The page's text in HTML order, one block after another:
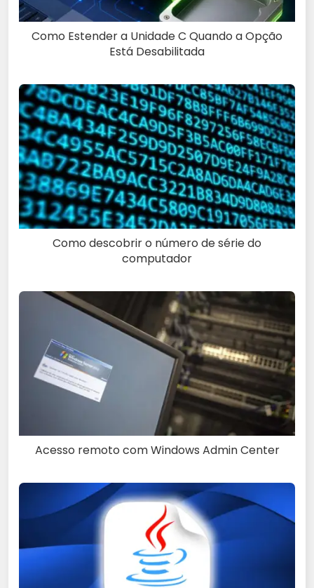
Como Estender a Unidade C Quando a Opção
Está Desabilitada
Como descobrir o número de série do
computador
Acesso remoto com Windows Admin Center